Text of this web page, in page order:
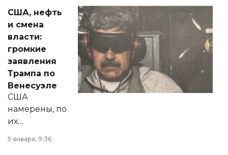
актуальных тем —
от слухов о
политических
реформах до
вопросов армии,
экономики и
личного здоровья.
США, нефть
и смена
власти:
громкие
заявления
Трампа по
Венесуэле
США
намерены, по
их
принести
5 января, 9:36